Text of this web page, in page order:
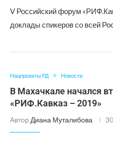
V Российский форум
доклады спикеров со всей
Нацпроекты РД Новости
В Махачкале начался
«РИФ.Кавказ – 2019»
Автор Диана Муталибова